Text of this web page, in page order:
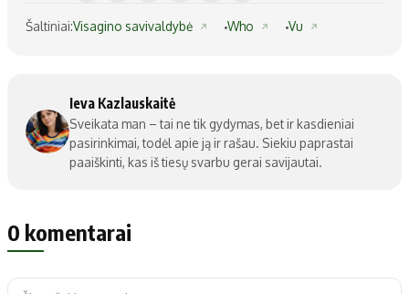
Šaltiniai:Visagino savivaldybė Who Vu
Ieva Kazlauskaitė
Sveikata man – tai ne tik gydymas, bet ir kasdieniai
pasirinkimai, todėl apie ją ir rašau. Siekiu paprastai
paaiškinti, kas iš tiesų svarbu gerai savijautai.
0 komentarai